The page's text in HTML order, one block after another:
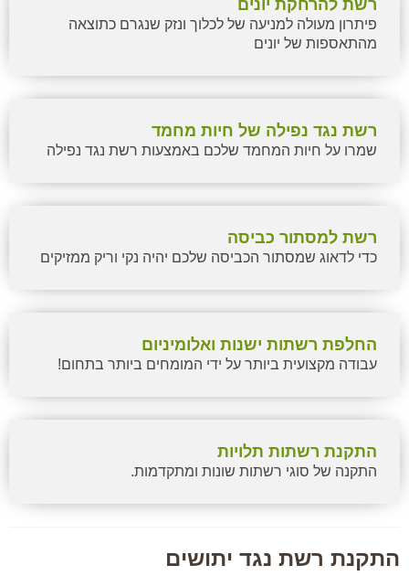
רשת להרחקת יונים
פיתרון מעולה למניעה של לכלוך ונזק שנגרם כתוצאה
מהתאספות של יונים
רשת נגד נפילה של חיות מחמד
שמרו על חיות המחמד שלכם באמצעות רשת נגד נפילה
רשת למסתור כביסה
כדי לדאוג שמסתור הכביסה שלכם יהיה נקי וריק ממזיקים
החלפת רשתות ישנות ואלומיניום
עבודה מקצועית ביותר על ידי המומחים ביותר בתחום!
התקנת רשתות תלויות
התקנה של סוגי רשתות שונות ומתקדמות.
התקנת רשת נגד יתושים